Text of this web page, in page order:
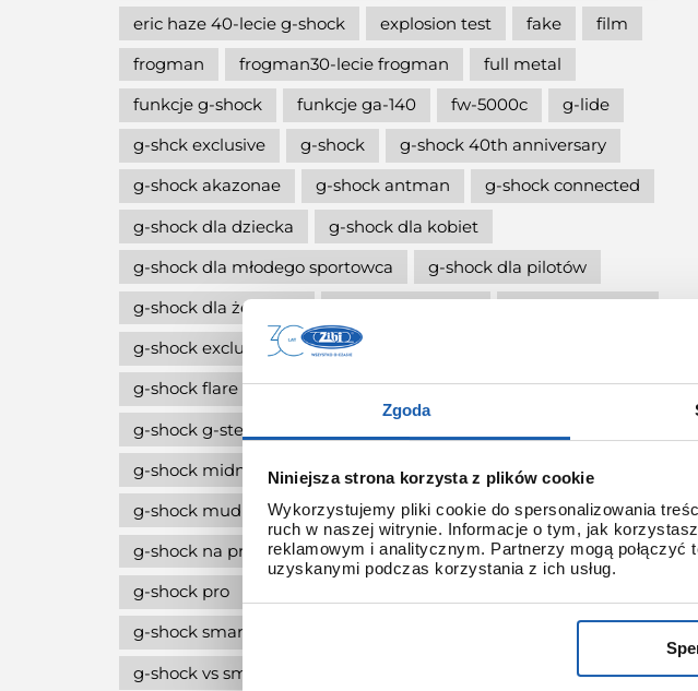
Zgoda
Niniejsza strona korzysta z plików cookie
Wykorzystujemy pliki cookie do spersonalizowania
ruch w naszej witrynie. Informacje o tym, jak
reklamowym i analitycznym. Partnerzy mogą
uzyskanymi podczas korzystania z ich usług.
eric haze 40-lecie g-shock
explosion test fake
film
frogman
frogman30-lecie frogman
full metal
funkcje g-shock
funkcje ga-140 fw-5000c
g-lide
g-shck exclusive
g-shock
g-shock 40th anniversary
g-shock akazonae
g-shock antman
g-shock connected
g-shock dla dziecka
g-shock dla kobiet
g-shock dla młodego sportowca
g-shock dla pilotów
g-shock dla żeglarza
g-shock exclusive
g-shock fan club poland
g-shock flare red
g-shock g-squa dw-h5600
g-shock g-steel
g-shock midnight green
g-shock move
g-shock mtg
g-shock mudmaster
g-shock na komunię
g-shock na prezent
g-shock octagon
g-shock pol"and"rock
g-shock pro
g-shock smartwatch
g-shock vs smartwatch